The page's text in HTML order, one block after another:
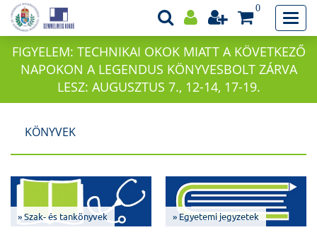
0
FIGYELEM: TECHNIKAI OKOK MIATT A KÖVETKEZŐ
NAPOKON A LEGENDUS KÖNYVESBOLT ZÁRVA
LESZ: AUGUSZTUS 7., 12-14, 17-19.
KÖNYVEK
» Szak- és tankönyvek » Egyetemi jegyzetek